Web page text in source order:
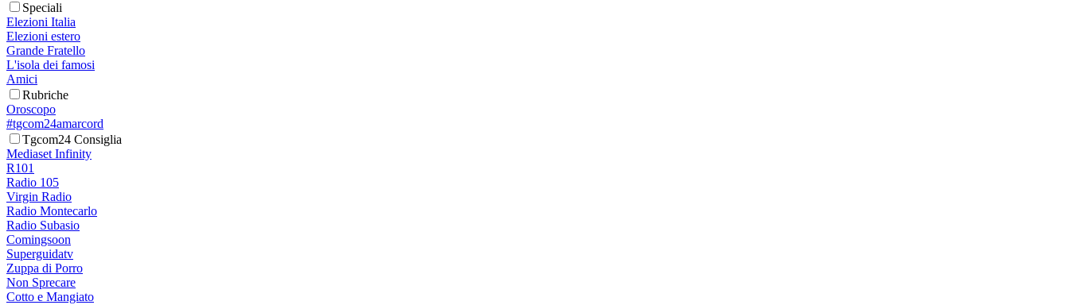
Speciali
Elezioni Italia
Elezioni estero
Grande Fratello
L'isola dei famosi
Amici
Rubriche
Oroscopo
#tgcom24amarcord
Tgcom24 Consiglia
Mediaset Infinity
R101
Radio 105
Virgin Radio
Radio Montecarlo
Radio Subasio
Comingsoon
Superguidatv
Zuppa di Porro
Non Sprecare
Cotto e Mangiato